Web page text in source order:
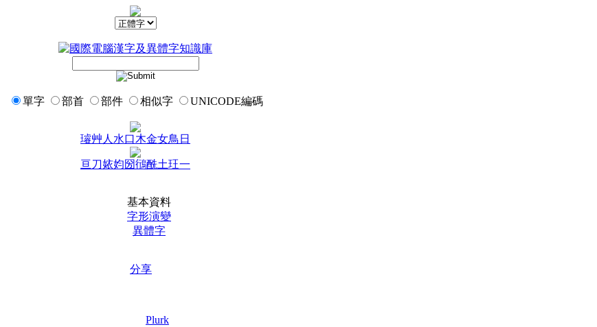
單字 部首 部件 相似字 UNICODE編碼
璿艸 人 水口木金女鳥 日
亘刀㛄㚬圀鴴酰土玨一
基本資料
字形演變
異體字
分享
Plurk